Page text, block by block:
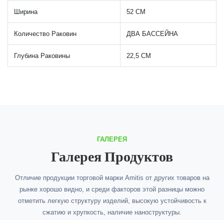
Ширина 52 СМ
Количество Раковин ДВА БАССЕЙНА
Глубина Раковины 22,5 СМ
ГАЛЕРЕЯ
Галерея Продуктов
Отличие продукции торговой марки Amitis от других товаров на
рынке хорошо видно, и среди факторов этой разницы можно
отметить легкую структуру изделий, высокую устойчивость к
сжатию и хрупкость, наличие наноструктуры.